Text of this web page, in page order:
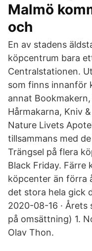
Malmö
och
En av stadens
köpcentrum bara
Centralstationen.
som finns innanför
annat
Hårmakarna, Kniv
Nature Livets
tillsammans med
Trängsel på flera
Black Friday. Färre
köpcenter än förra
det stora hela gick
2020-08-16 ·
på omsättning) 1.
Olav Thon.